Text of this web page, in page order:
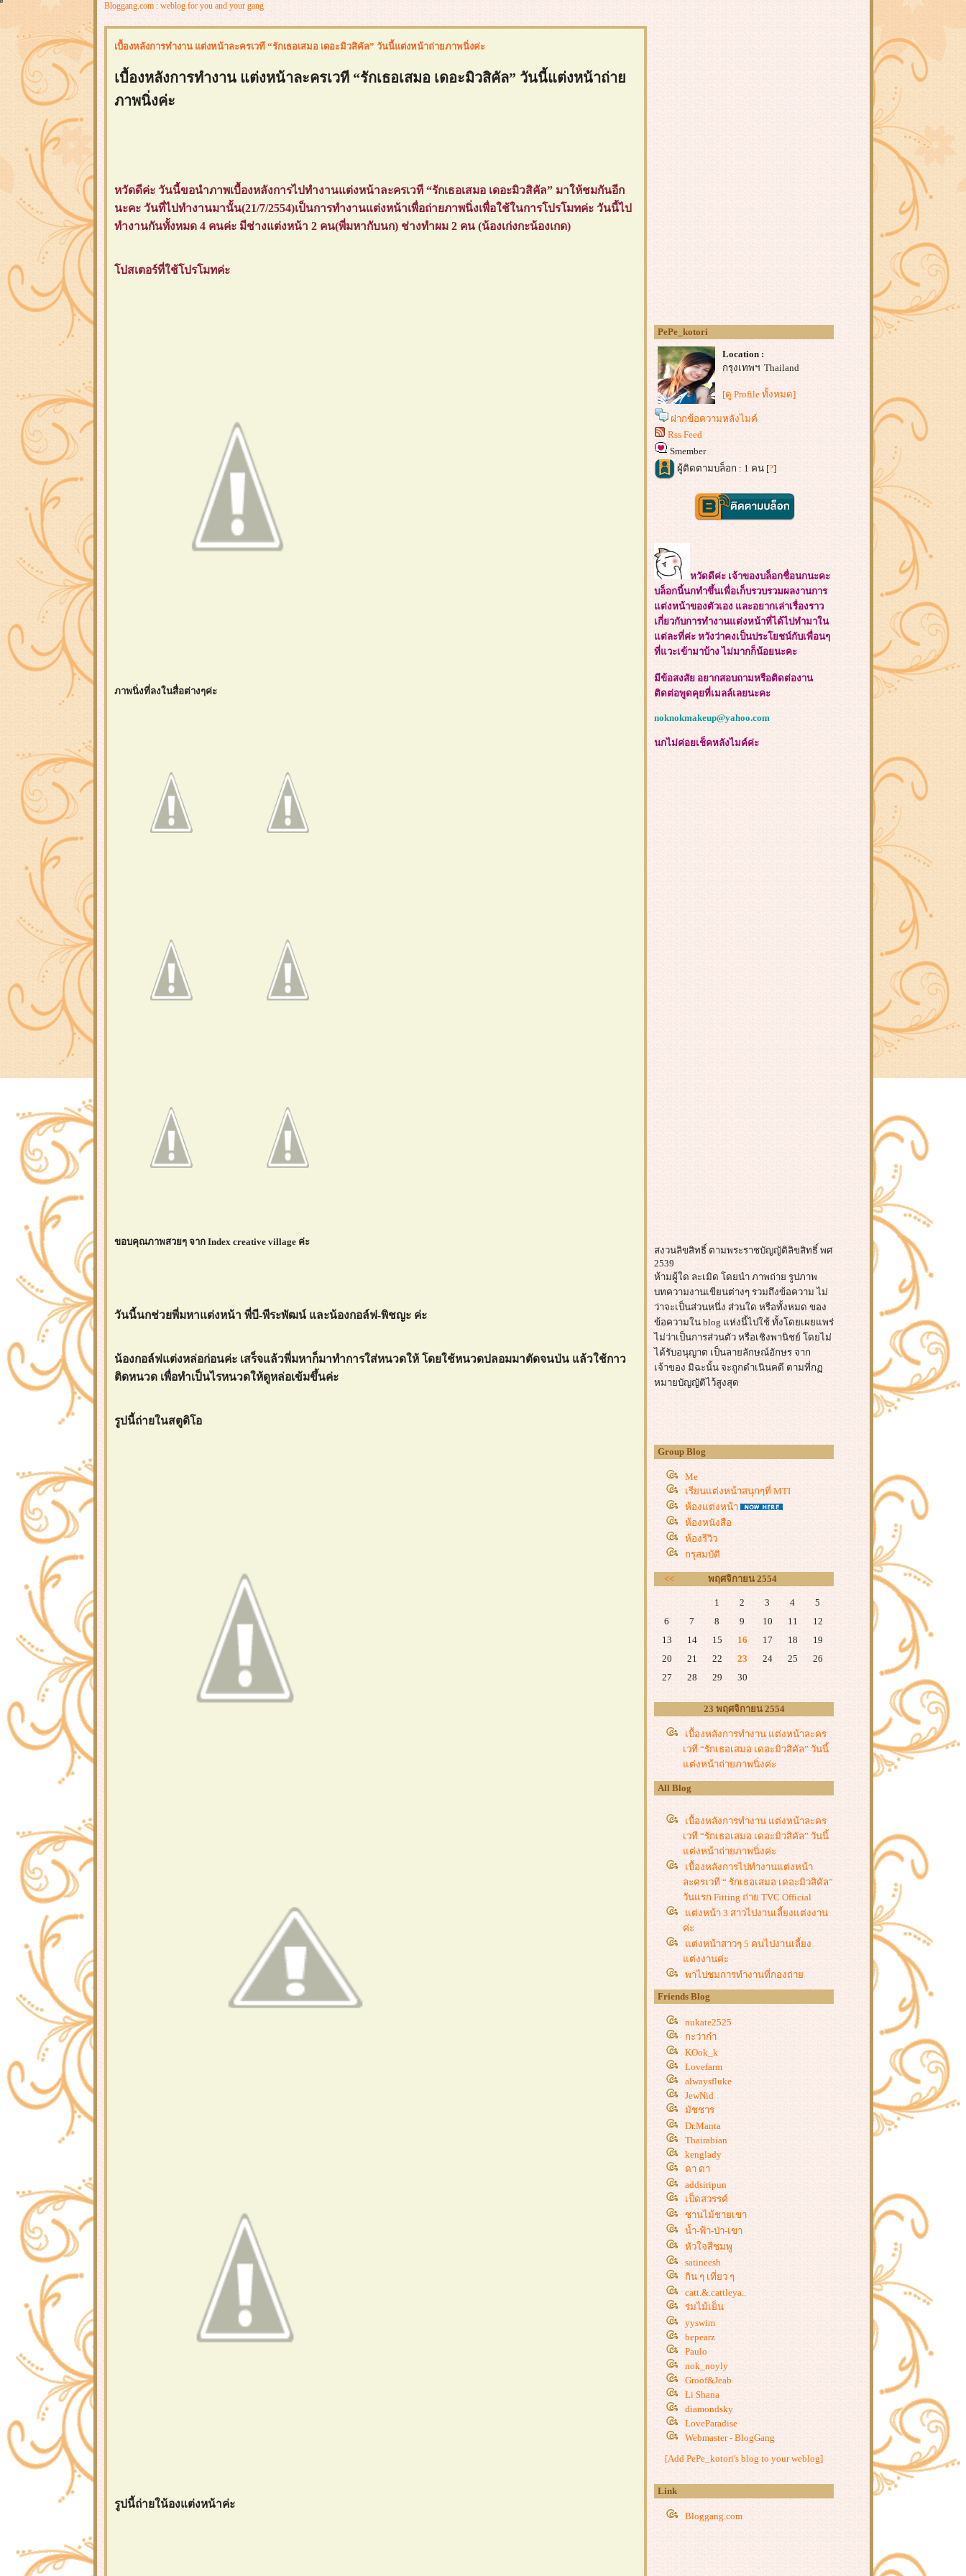
Bloggang.com : weblog for you and your gang
เบื้องหลังการทำงาน แต่งหน้าละครเวที “รักเธอเสมอ เดอะมิวสิคัล” วันนี้แต่งหน้าถ่ายภาพนิ่งค่ะ
เบื้องหลังการทำงาน แต่งหน้าละครเวที “รักเธอเสมอ เดอะมิวสิคัล” วันนี้แต่งหน้าถ่า
ภาพนิ่งค่ะ
หวัดดีค่ะ วันนี้ขอนำภาพเบื้องหลังการไปทำงานแต่งหน้าละครเวที “รักเธอเสมอ เดอะมิวสิคัล” มาให้ชมกันอีก
นะคะ วันที่ไปทำงานมานั้น(21/7/2554)เป็นการทำงานแต่งหน้าเพื่อถ่ายภาพนิ่งเพื่อใช้ในการโปรโมทค่ะ วันนี้ไป
ทำงานกันทั้งหมด 4 คนค่ะ มีช่างแต่งหน้า 2 คน(พี่มหากับนก) ช่างทำผม 2 คน (น้องเก่งกะน้องเกด)
ปสเตอร์ที่ใช้โปรโมทค่ะ
ภาพนิ่งที่ลงในสื่อต่างๆค่ะ
ขอบคุณภาพสวยๆ จาก Index creative village ค่ะ
วันนี้นกช่วยพี่มหาแต่งหน้า พี่บี-พีระพัฒน์ และน้องกอล์ฟ-พิชญะ ค่ะ
น้องกอล์ฟแต่งหล่อก่อนค่ะ เสร็จแล้วพี่มหาก็มาทำการใส่หนวดให้ โดยใช้หนวดปลอมมาตัดจนป่น แล้วใช้กาว
ติดหนวด เพื่อทำเป็นไรหนวดให้ดูหล่อเข้มขึ้นค่ะ
รูปนี้ถ่ายในสตูดิโอ
รูปนี้ถ่ายใน้องแต่งหน้าค่ะ
PePe_kotori
Location :
กรุงเทพฯ Thailand
[ดู Profile ทั้งหมด]
ฝากข้อความหลังไมค์
Rss Feed
Smember
ผู้ติดตามบล็อก : 1 คน [?]
หวัดดีค่ะ เจ้าของบล็อกชื่อนกนะคะ
บล็อกนี้นกทำขึ้นเพื่อเก็บรวบรวมผลงานการ
ต่งหน้าของตัวเอง และอยากเล่าเรื่องราว
เกี่ยวกับการทำงานแต่งหน้าที่ได้ไปทำมาใน
ต่ละที่ค่ะ หวังว่าคงเป็นประโยชน์กับเพื่อนๆ
ที่แวะเข้ามาบ้าง ไม่มากก็น้อยนะคะ
มีข้อสงสัย อยากสอบถามหรือติดต่องาน
ติดต่อพูดคุยที่เมลล์เลยนะคะ
noknokmakeup@yahoo.com
นกไม่ค่อยเช็คหลังไมค์ค่ะ
สงวนลิขสิทธิ์ ตามพระราชบัญญัติลิขสิทธิ์ พศ
2539
ห้ามผู้ใด ละเมิด โดยนำ ภาพถ่าย รูปภาพ
บทความงานเขียนต่างๆ รวมถึงข้อความ ไม่
ว่าจะเป็นส่วนหนึ่ง ส่วนใด หรือทั้งหมด ของ
ข้อความใน blog แห่งนี้ไปใช้ ทั้งโดยเผยแพร่
ไม่ว่าเป็นการส่วนตัว หรือเชิงพานิชย์ โดยไม่
ได้รับอนุญาต เป็นลายลักษณ์อักษร จาก
เจ้าของ มิฉะนั้น จะถูกดำเนินคดี ตามที่ก
หมายบัญญัติไว้สูงสุด
Group Blog
Me
เรียนแต่งหน้าสนุกๆที่ MTI
ห้องแต่งหน้า
ห้องหนังสือ
ห้องรีวิว
กรุสมบัติ
<< พฤศจิกายน 2554
1 2 3 4
5
6
7 8 9 10 11
12
13
14 15 16 17 18
19
20
21 22 23 24 25
26
27
28 29 30
23 พฤศจิกายน 2554
เบื้องหลังการทำงาน แต่งหน้าละคร
เวที “รักเธอเสมอ เดอะมิวสิคัล” วันนี้
ต่งหน้าถ่ายภาพนิ่งค่ะ
All Blog
เบื้องหลังการทำงาน แต่งหน้าละคร
เวที “รักเธอเสมอ เดอะมิวสิคัล” วันนี้
ต่งหน้าถ่ายภาพนิ่งค่ะ
เบื้องหลังการไปทำงานแต่งหน้า
ละครเวที “ รักเธอเสมอ เดอะมิวสิคัล”
วันแรก Fitting ถ่าย TVC Official
ต่งหน้า 3 สาวไปงานเลี้ยงแต่งงาน
ค่ะ
ต่งหน้าสาวๆ 5 คนไปงานเลี้ยง
ต่งงานค่ะ
พาไปชมการทำงานที่กองถ่า
ภาพยนตร์เรื่อง “ เหลือแหล่” ค่ะ(ตอน
ที่ 2)
ต่งหน้างาน Grand Opening “My
Bag Spa” แต่งลุคคุณนายๆเก๋ๆค่ะ
ผลงานแต่งหน้าคุณน้ำผึ้ง ญาติเจ้า
บ่าว โรงแรมสวิสโซเทล เลอ
คองคอร์ด
พาไปชมการทำงานที่กองถ่า
ภาพยนตร์เรื่อง “ เหลือแหล่” ค่ะ(ตอน
ที่ 1)
ต่งหน้าแฟชั่นโชว์ในวันสถาปนา
มหาวิทยาลัยเทคโนโลยีราชมงคล
ธัญบุรี
ต่งหน้าเพื่อนเจ้าสาว งานแต่งงาน
บบไทยที่โอเรียนเต็ล
ต่งหน้าญาติเจ้าสาว โรงแรมอมารี
วอเตอร์เกตค่ะ
ต่งหน้างานแต่งงานพี่แมว เจ้าสาว
จ.สระแก้วค่ะ
ต่งหน้าละครเวที ถาปัตย์จุฬาฯ 54 “
ฟรงเกนสไตน์ คืนชีพอสูรกาย ความ
ตาย ความรัก”
ต่งหน้างานแสดง ของเด็กๆ
รงเรียนวัฒนาลัยค่ะ
เรา อาชีวะสร้างอาชีพฯ ค่ะ
ต่งหน้าแฟชั่นโชว์ พาราไดซ์ปาร์ค
ต่งหน้าทำผมเจ้าสาวพี่นัท<<<<< ไม่
ต้องพอกตัวให้ขาว ก็สวยได้นะ>>>>>
ต่งหน้าเด็กๆงานประจำปี ดารา
ไปแต่งหน้า Coke Music Awards 2010
รอบสุดท้ายมาค่ะ
<<<<<แต่งหน้าไปงานเลี้ยง ชุด
เปลี่ยนหน้าก็ต้องเปลี่ยนด้วยนะ
Friends Blog
nukate2525
กะว่าก๋า
KOok_k
Lovefarm
alwaysfluke
JewNid
มัชชาร
Dr.Manta
Thairabian
kenglady
ดา ดา
addsiripun
เป็ดสวรรค์
ชานไม้ชายเขา
น้ำ-ฟ้า-ป่า-เขา
หัวใจสีชมพู
satineesh
กิน ๆ เที่ยว ๆ
catt.&.cattleya..
ร่มไม้เย็น
yyswim
bepearz
Paulo
nok_noyly
Groof&Jeab
Li Shana
diamondsky
LoveParadise
Webmaster - BlogGang
[Add PePe_kotori's blog to your weblog]
Link
Bloggang.com